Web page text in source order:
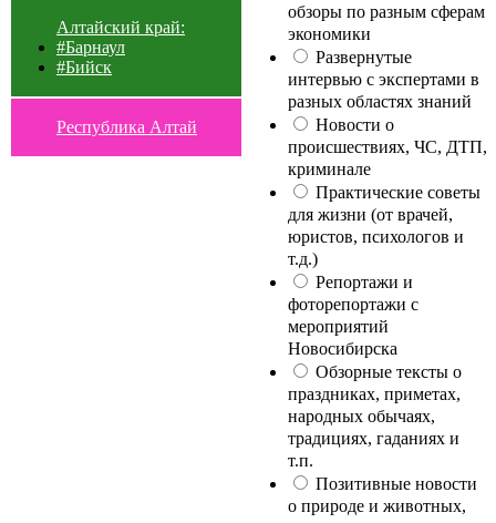
Алтайский край:
#Барнаул
#Бийск
Республика Алтай
обзоры по разным сферам
экономики
Развернутые
интервью с экспертами в
разных областях знаний
Новости о
происшествиях, ЧС, ДТП,
криминале
Практические советы
для жизни (от врачей,
юристов, психологов и
т.д.)
Репортажи и
фоторепортажи с
мероприятий
Новосибирска
Обзорные тексты о
праздниках, приметах,
народных обычаях,
традициях, гаданиях и
т.п.
Позитивные новости
о природе и животных,